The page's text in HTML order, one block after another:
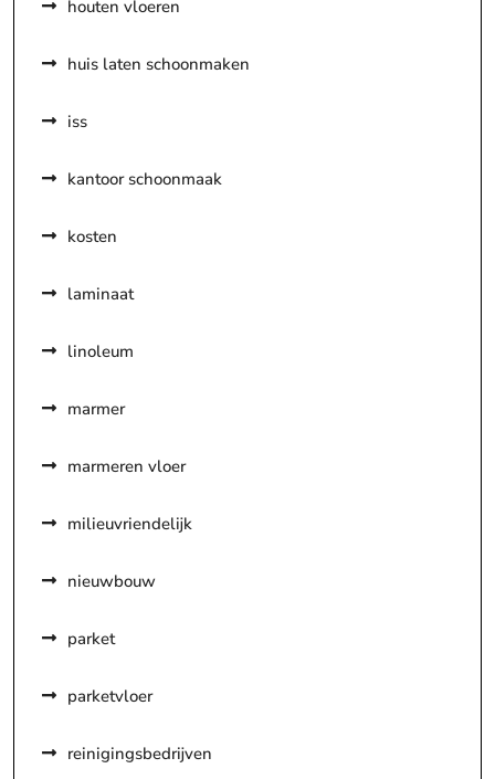
houten vloeren
huis laten schoonmaken
iss
kantoor schoonmaak
kosten
laminaat
linoleum
marmer
marmeren vloer
milieuvriendelijk
nieuwbouw
parket
parketvloer
reinigingsbedrijven